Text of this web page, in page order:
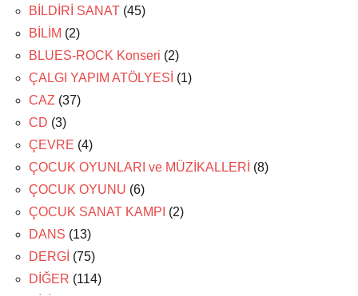
BİLDİRİ SANAT (45)
BİLİM (2)
BLUES-ROCK Konseri (2)
ÇALGI YAPIM ATÖLYESİ (1)
CAZ (37)
CD (3)
ÇEVRE (4)
ÇOCUK OYUNLARI ve MÜZİKALLERİ (8)
ÇOCUK OYUNU (6)
ÇOCUK SANAT KAMPI (2)
DANS (13)
DERGİ (75)
DİĞER (114)